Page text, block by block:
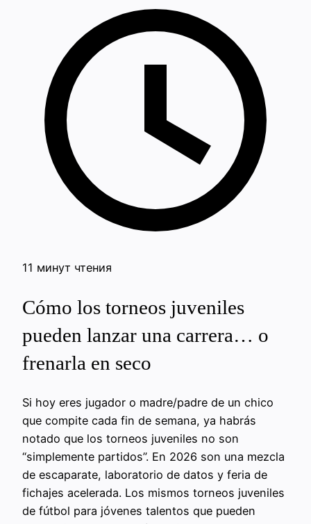
11 минут чтения
Cómo los torneos juveniles
pueden lanzar una carrera… o
frenarla en seco
Si hoy eres jugador o madre/padre de un chico
que compite cada fin de semana, ya habrás
notado que los torneos juveniles no son
“simplemente partidos”. En 2026 son una mezcla
de escaparate, laboratorio de datos y feria de
fichajes acelerada. Los mismos torneos juveniles
de fútbol para jóvenes talentos que pueden